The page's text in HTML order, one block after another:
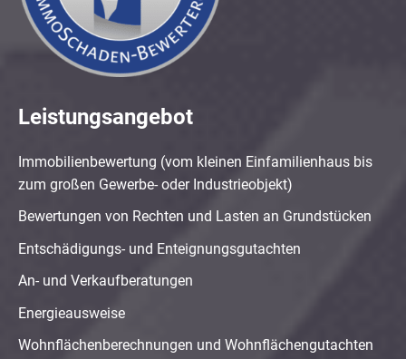
Leistungsangebot
Immobilienbewertung (vom kleinen Einfamilienhaus bis
zum großen Gewerbe- oder Industrieobjekt)
Bewertungen von Rechten und Lasten an Grundstücken
Entschädigungs- und Enteignungsgutachten
An- und Verkaufberatungen
Energieausweise
Wohnflächenberechnungen und Wohnflächengutachten